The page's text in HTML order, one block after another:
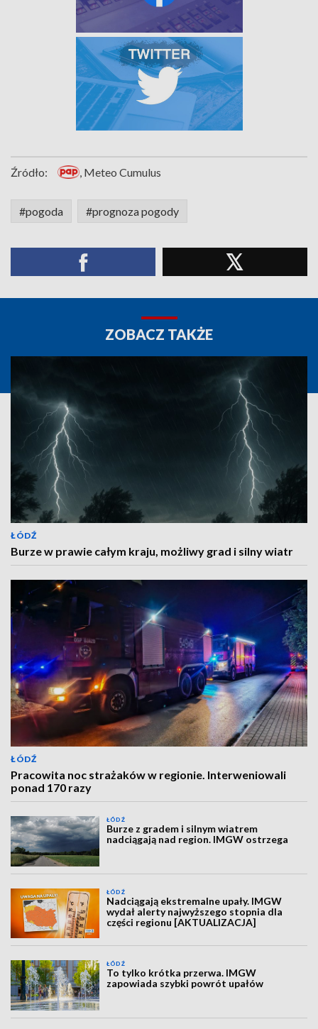
Źródło: , Meteo Cumulus
#pogoda #prognoza pogody
ZOBACZ TAKŻE
ŁÓDŹ
Burze w prawie całym kraju, możliwy grad i silny wiatr
ŁÓDŹ
Pracowita noc strażaków w regionie. Interweniowali
ponad 170 razy
ŁÓDŹ
Burze z gradem i silnym wiatrem
nadciągają nad region. IMGW ostrzega
ŁÓDŹ
Nadciągają ekstremalne upały. IMGW
wydał alerty najwyższego stopnia dla
części regionu [AKTUALIZACJA]
ŁÓDŹ
To tylko krótka przerwa. IMGW
zapowiada szybki powrót upałów